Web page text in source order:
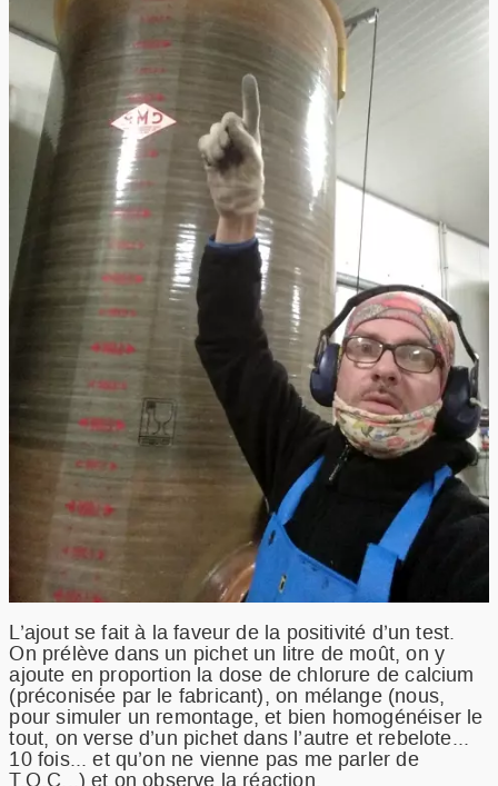
L’ajout se fait à la faveur de la positivité d’un test.
On prélève dans un pichet un litre de moût, on y
ajoute en proportion la dose de chlorure de calcium
(préconisée par le fabricant), on mélange (nous,
pour simuler un remontage, et bien homogénéiser le
tout, on verse d’un pichet dans l’autre et rebelote...
10 fois... et qu’on ne vienne pas me parler de
T.O.C...) et on observe la réaction.